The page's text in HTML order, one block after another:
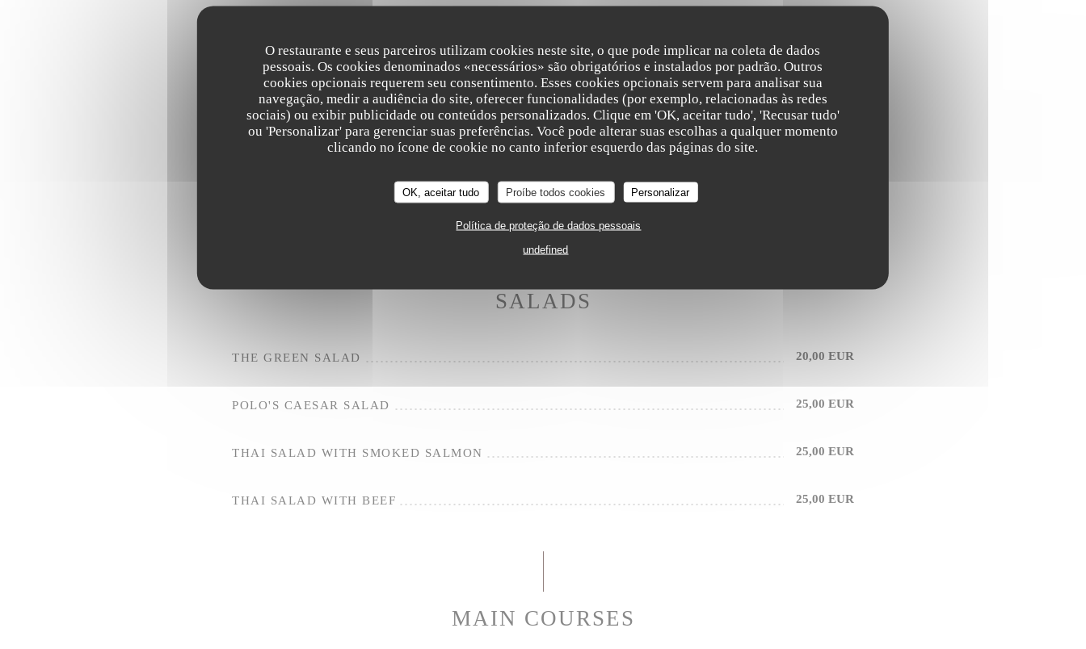
O restaurante e seus parceiros utilizam cookies neste site, o que pode implicar na coleta de dados
pessoais. Os cookies denominados «necessários» são obrigatórios e instalados por padrão. Outros
cookies opcionais requerem seu consentimento. Esses cookies opcionais servem para analisar sua
navegação, medir a audiência do site, oferecer funcionalidades (por exemplo, relacionadas às redes
sociais) ou exibir publicidade ou conteúdos personalizados. Clique em 'OK, aceitar tudo', 'Recusar tudo'
ou 'Personalizar' para gerenciar suas preferências. Você pode alterar suas escolhas a qualquer momento
clicando no ícone de cookie no canto inferior esquerdo das páginas do site.
OK, aceitar tudo Proíbe todos cookies Personalizar
Política de proteção de dados pessoais
undefined
Laguiole Cheese, Grilled Bacon, Aubrac Beef
MAD'MOISELLE
Organic fried Chicken, Red Onions, Avocado, Spicy Mayo
18,00 EUR
Avocado, Grilled Bacon, Aged comté cheese, Aubrac Beef
SALADS
THE GREEN SALAD 20,00 EUR
POLO'S CAESAR SALAD 25,00 EUR
THAI SALAD WITH SMOKED SALMON 25,00 EUR
THAI SALAD WITH BEEF 25,00 EUR
MAIN COURSES